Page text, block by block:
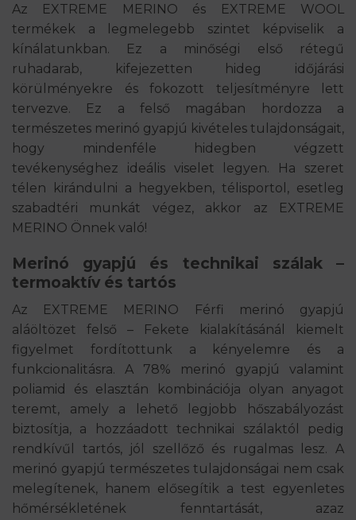
Az EXTREME MERINO és EXTREME WOOL
termékek a legmelegebb szintet képviselik a
kínálatunkban. Ez a minőségi első rétegű
ruhadarab, kifejezetten hideg időjárási
körülményekre és fokozott teljesítményre lett
tervezve. Ez a felső magában hordozza a
természetes merinó gyapjú kivételes tulajdonságait,
hogy mindenféle hidegben végzett
tevékenységhez ideális viselet legyen. Ha szeret
télen kirándulni a hegyekben, télisportol, esetleg
szabadtéri munkát végez, akkor az EXTREME
MERINO Önnek való!
Merinó gyapjú és technikai szálak –
termoaktív és tartós
Az EXTREME MERINO Férfi merinó gyapjú
aláöltözet felső – Fekete kialakításánál kiemelt
figyelmet fordítottunk a kényelemre és a
funkcionalitásra. A 78% merinó gyapjú valamint
poliamid és elasztán kombinációja olyan anyagot
teremt, amely a lehető legjobb hőszabályozást
biztosítja, a hozzáadott technikai szálaktól pedig
rendkívűl tartós, jól szellőző és rugalmas lesz. A
merinó gyapjú természetes tulajdonságai nem csak
melegítenek, hanem elősegítik a test egyenletes
hőmérsékletének fenntartását, azaz